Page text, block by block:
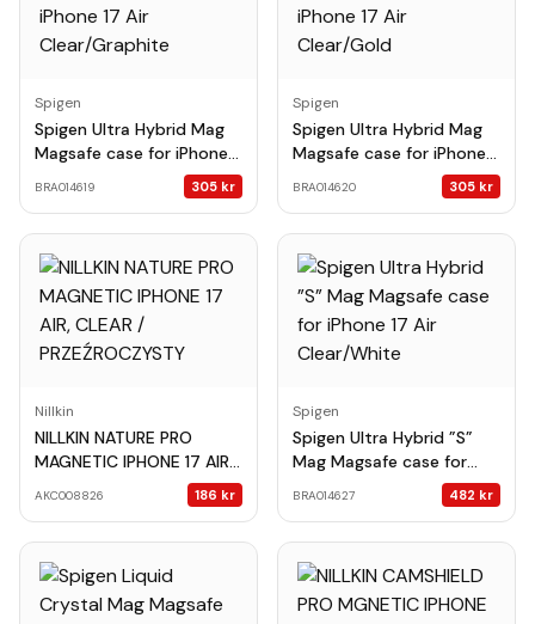
Spigen
Spigen Ultra Hybrid Mag
Magsafe case for iPhone
17 Air Clear/Graphite
BRA014619 305 kr
Spigen
Spigen Ultra Hybrid Mag
Magsafe case for iPhone
BRA014620 305 kr
Nillkin
NILLKIN NATURE PRO
MAGNETIC IPHONE 17 AIR,
CLEAR / PRZEŹROCZYSTY
AKC008826 186 kr
Spigen
Spigen Ultra Hybrid ”S”
Mag Magsafe case for
iPhone 17 Air Clear/White
BRA014627 482 kr